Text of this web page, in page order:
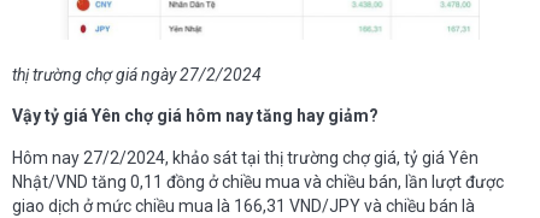
thị trường chợ giá ngày 27/2/2024
Vậy tỷ giá Yên chợ giá hôm nay tăng hay giảm?
Hôm nay 27/2/2024, khảo sát tại thị trường chợ giá, tỷ giá Yên
Nhật/VND tăng 0,11 đồng ở chiều mua và chiều bán, lần lượt được
giao dịch ở mức chiều mua là 166,31 VND/JPY và chiều bán là